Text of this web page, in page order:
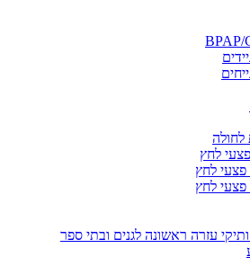
לחולה
לחץ
פצעי לחץ
פצעי לחץ
עזרה ראשונה לגנים ובתי ספר